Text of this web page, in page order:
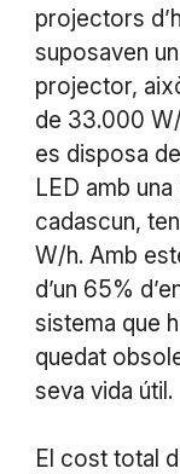
projectors
suposaven
projector,
de 33.000 W/
es disposa
LED amb
cadascun,
W/h. Amb
d’un 65%
sistema que
quedat
seva vida útil.
El cost total